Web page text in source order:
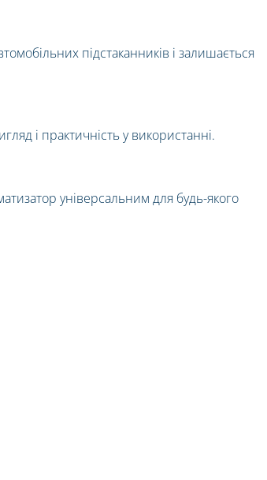
підстаканників і залишається
і практичність у використанні.
універсальним для будь-якого